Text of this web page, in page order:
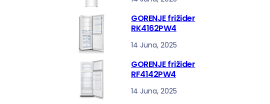
GORENJE frižider
RK4162PW4
14 Juna, 2025
GORENJE frižider
RF4142PW4
14 Juna, 2025